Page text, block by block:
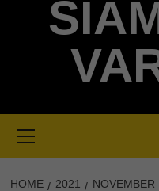
Menu
HOME 2021 NOVEMBER